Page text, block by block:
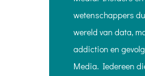
wetenschappers
wereld van data,
addiction en
Media. Iedereen